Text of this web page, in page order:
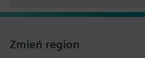
Zmień region